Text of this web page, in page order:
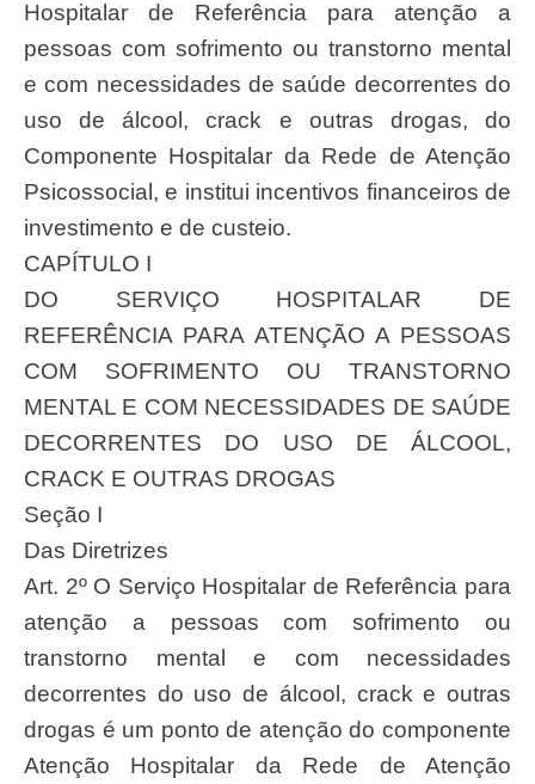
Hospitalar de Referência para atenção a
pessoas com sofrimento ou transtorno mental
e com necessidades de saúde decorrentes do
uso de álcool, crack e outras drogas, do
Componente Hospitalar da Rede de Atenção
Psicossocial, e institui incentivos financeiros de
investimento e de custeio.
CAPÍTULO I
DO SERVIÇO HOSPITALAR DE
REFERÊNCIA PARA ATENÇÃO A PESSOAS
COM SOFRIMENTO OU TRANSTORNO
MENTAL E COM NECESSIDADES DE SAÚDE
DECORRENTES DO USO DE ÁLCOOL,
CRACK E OUTRAS DROGAS
Seção I
Das Diretrizes
Art. 2º O Serviço Hospitalar de Referência para
atenção a pessoas com sofrimento ou
transtorno mental e com necessidades
decorrentes do uso de álcool, crack e outras
drogas é um ponto de atenção do componente
Atenção Hospitalar da Rede de Atenção